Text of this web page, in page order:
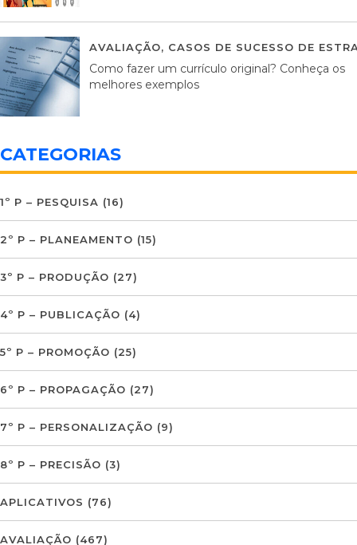
AVALIAÇÃO, CASOS DE SUCESSO DE
Como fazer um currículo original? Conheça os
melhores exemplos
CATEGORIAS
1º P – PESQUISA (16)
2º P – PLANEAMENTO (15)
3º P – PRODUÇÃO (27)
4º P – PUBLICAÇÃO (4)
5º P – PROMOÇÃO (25)
6º P – PROPAGAÇÃO (27)
7º P – PERSONALIZAÇÃO (9)
8º P – PRECISÃO (3)
APLICATIVOS (76)
AVALIAÇÃO (467)